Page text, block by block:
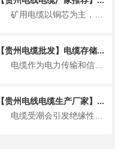
【贵州电缆批发】电缆存储...
电缆作为电力传输和信号传递的核心载体，其绝缘性能直接决定使用安全与使用寿命。潮...
【贵州电线电缆生产厂家】...